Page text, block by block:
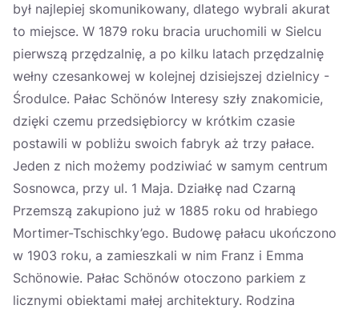
był najlepiej skomunikowany, dlatego wybrali akurat
to miejsce. W 1879 roku bracia uruchomili w Sielcu
pierwszą przędzalnię, a po kilku latach przędzalnię
wełny czesankowej w kolejnej dzisiejszej dzielnicy -
Środulce. Pałac Schönów Interesy szły znakomicie,
dzięki czemu przedsiębiorcy w krótkim czasie
postawili w pobliżu swoich fabryk aż trzy pałace.
Jeden z nich możemy podziwiać w samym centrum
Sosnowca, przy ul. 1 Maja. Działkę nad Czarną
Przemszą zakupiono już w 1885 roku od hrabiego
Mortimer-Tschischky’ego. Budowę pałacu ukończono
w 1903 roku, a zamieszkali w nim Franz i Emma
Schönowie. Pałac Schönów otoczono parkiem z
licznymi obiektami małej architektury. Rodzina